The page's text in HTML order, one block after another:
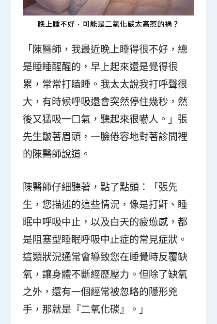
「陳醫師，我最近晚上睡得很不好，總
是睡睡醒醒的，早上起來還是覺得很
累，常常打瞌睡。我太太說我打呼聲很
大，有時候呼吸還會突然停住幾秒，然
後又猛吸一口氣，聽起來很嚇人。」張
先生皺著眉頭，一臉倦容地對著診間裡
的陳醫師說道。
陳醫師仔細聽著，點了點頭：「張先
生，您描述的這些情況，像是打鼾、睡
眠中呼吸中止，以及白天的疲憊感，都
是阻塞型睡眠呼吸中止症的常見症狀。
這類狀況通常會導致您在睡覺時反覆缺
氧，讓身體不斷經歷壓力。但除了缺氧
之外，還有一個經常被忽略的隱形兇
手，那就是『二氧化碳』。」